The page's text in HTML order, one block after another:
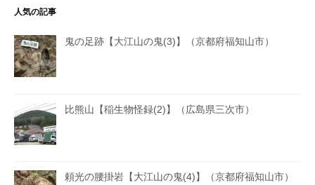
人気の記事
鬼の足跡【大江山の鬼(3)】（京都府福知山市）
比熊山【稲生物怪録(2)】（広島県三次市）
頼光の腰掛岩【大江山の鬼(4)】（京都府福知山市）